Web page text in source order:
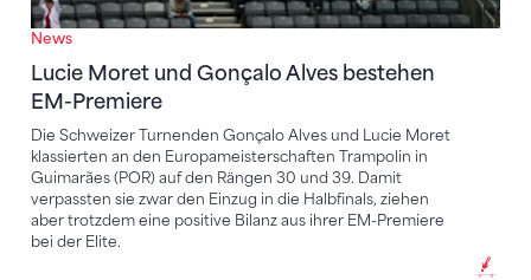
News
Lucie Moret und Gonçalo Alves bestehen
EM-Premiere
Die Schweizer Turnenden Gonçalo Alves und Lucie Moret
klassierten an den Europameisterschaften Trampolin in
Guimarães (POR) auf den Rängen 30 und 39. Damit
verpassten sie zwar den Einzug in die Halbfinals, ziehen
aber trotzdem eine positive Bilanz aus ihrer EM-Premiere
bei der Elite.